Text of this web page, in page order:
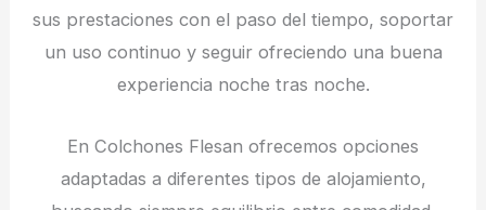
sus prestaciones con el paso del tiempo, soportar
un uso continuo y seguir ofreciendo una buena
experiencia noche tras noche.
En Colchones Flesan ofrecemos opciones
adaptadas a diferentes tipos de alojamiento,